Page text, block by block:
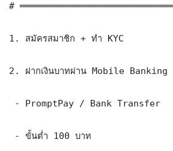
#
1. สมัครสมาชิก + ทำ KYC
2. ฝากเงินบาทผ่าน Mobile Banking
- PromptPay / Bank Transfer
- ขั้นต่ำ 100 บาท